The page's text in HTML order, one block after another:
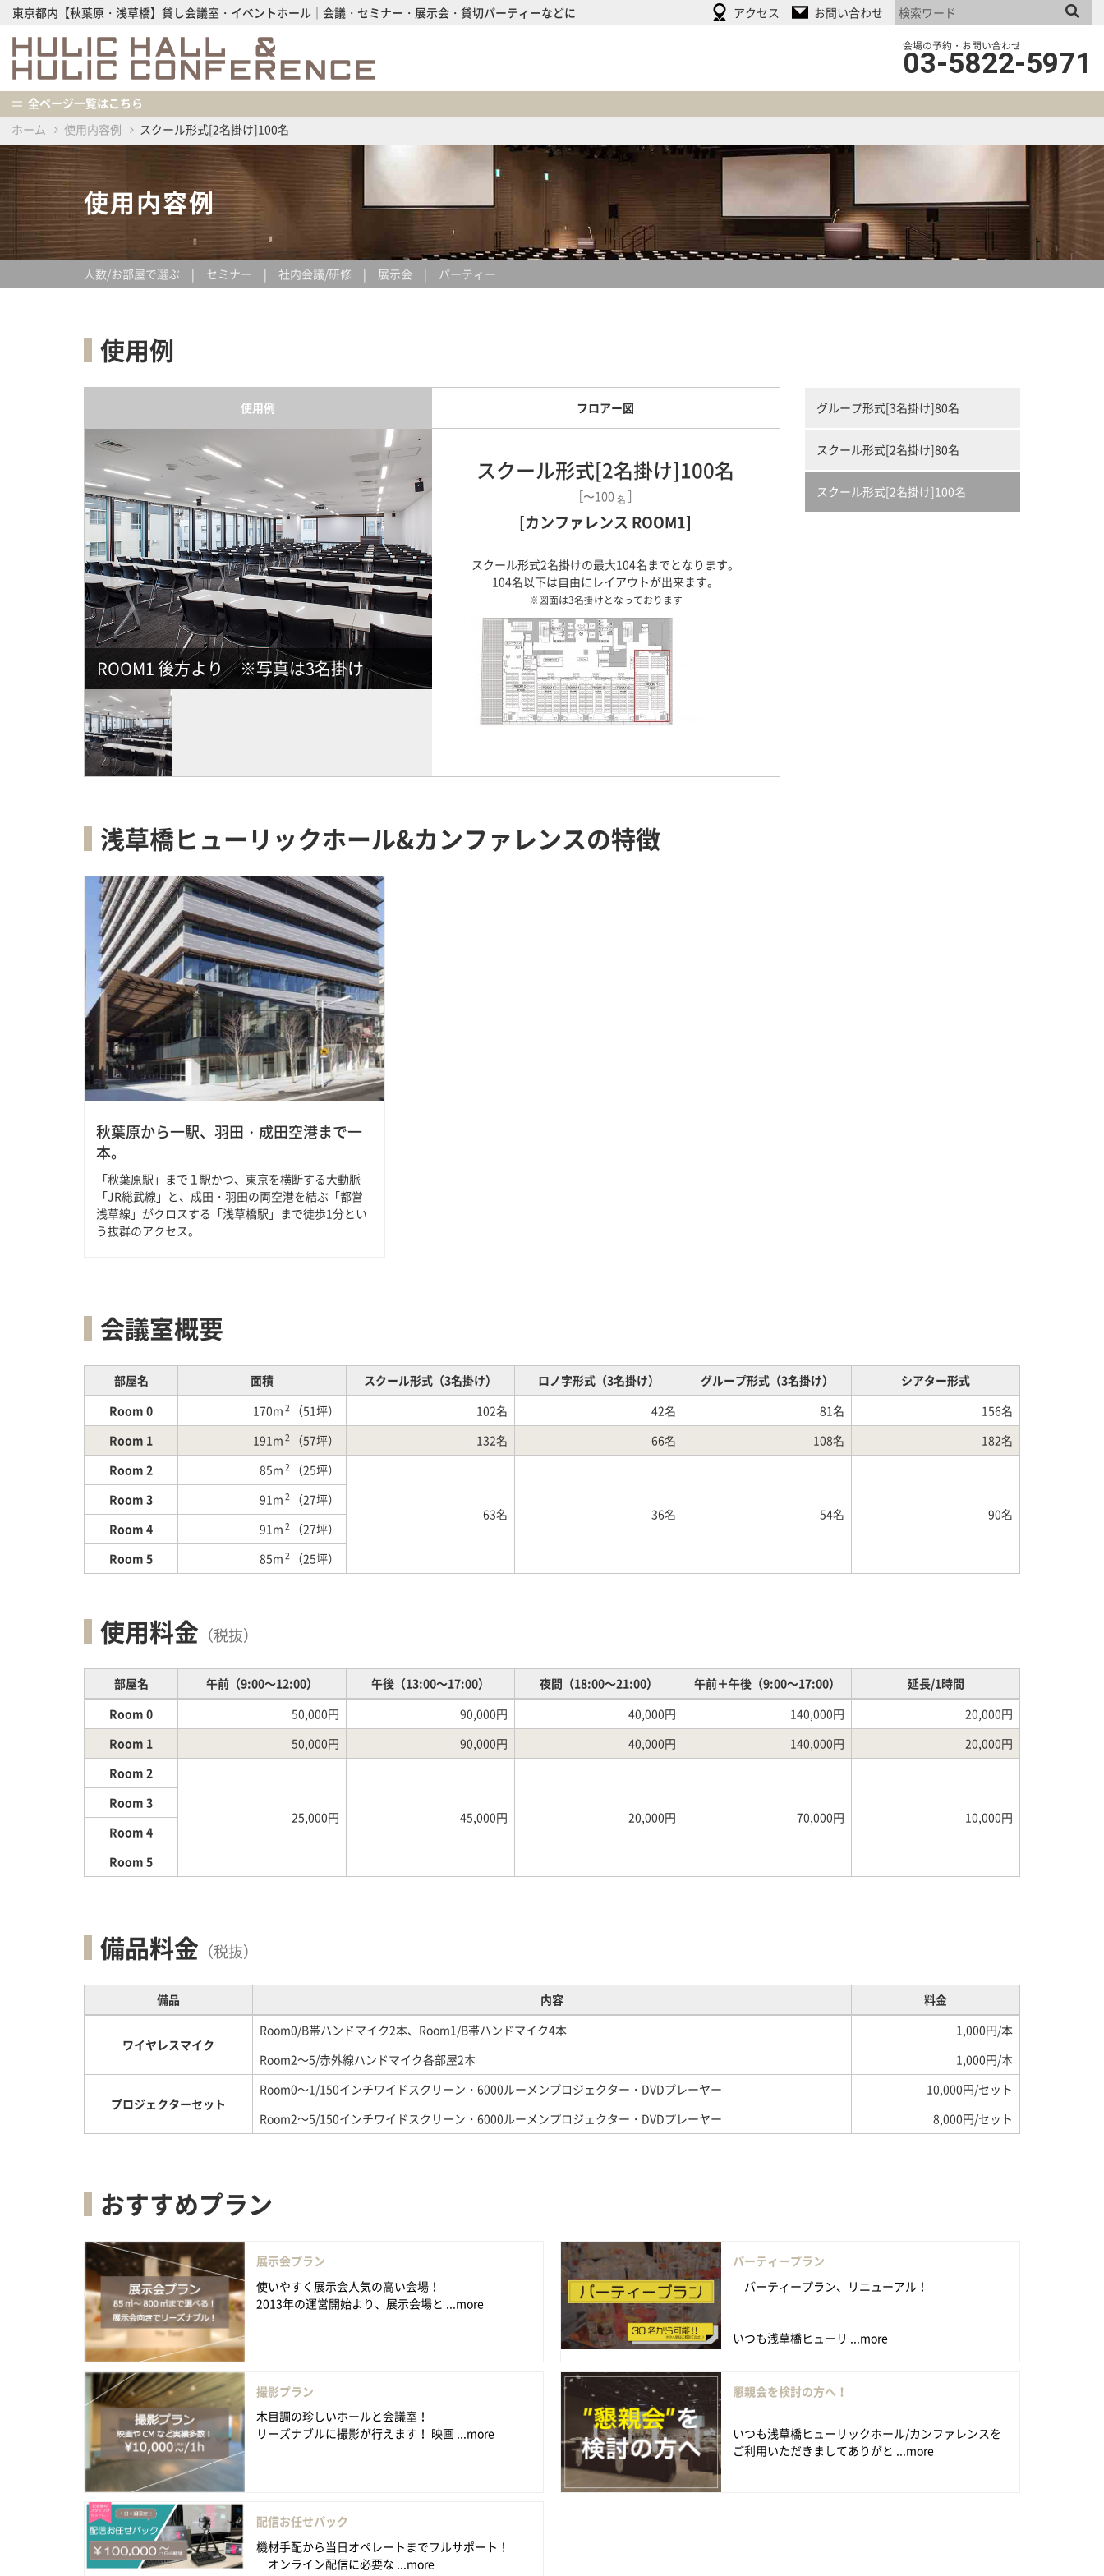
アクセス お問い合わせ
東京都内【秋葉原・浅草橋】貸し会議室・イベントホール│会議・セミナー・展示会・貸切パーティーなどに
HULIC
会場の予約・お問い合わせ
03-5822-5971
全ページ一覧はこちら
ホーム
使用内容例 スクール形式[2名掛け]100名
使用内容例
人数/お部屋で選ぶ セミナー 社内会議/研修 展示会 パーティー
使用例
使用例 フロアー図
ROOM1 後方より ※写真は3名掛け
スクール形式[2名掛け]100名
［〜100名］
[カンファレンス ROOM1]
スクール形式2名掛けの最大104名までとなります。
104名以下は自由にレイアウトが出来ます。
※図面は3名掛けとなっております
グループ形式[3名掛け]80名
スクール形式[2名掛け]80名
スクール形式[2名掛け]100名
浅草橋ヒューリックホール&カンファレンスの特徴
秋葉原から一駅、羽田・成田空港まで一
本。
「秋葉原駅」まで１駅かつ、東京を横断する大動脈
「JR総武線」と、成田・羽田の両空港を結ぶ「都営
浅草線」がクロスする「浅草橋駅」まで徒歩1分とい
う抜群のアクセス。
会議室概要
部屋名 面積 スクール形式（3名掛け） ロノ字形式（3名掛け） グループ形式（3名掛け）
シアター形式
Room 0
170m 2 （51坪） 102名 42名 81名
156名
Room 1
191m 2 （57坪） 132名 66名 108名
182名
Room 2
85m 2 （25坪）
63名 36名 54名 90名
Room 3 91m 2
（27坪）
Room 4
91m 2
（27坪）
Room 5
85m 2 （25坪）
使用料金 （税抜）
部屋名 午前（9:00～12:00） 午後（13:00～17:00） 夜間（18:00～21:00） 午前＋午後（9:00～17:00）
延長/1時間
Room 0
50,000円 90,000円 40,000円 140,000円
20,000円
Room 1
50,000円 90,000円 40,000円 140,000円
20,000円
Room 2
25,000円 45,000円 20,000円 70,000円 10,000円
Room 3
Room 4
Room 5
備品料金 （税抜）
備品 内容 料金
ワイヤレスマイク
Room0/B帯ハンドマイク2本、Room1/B帯ハンドマイク4本
1,000円/本
Room2～5/赤外線ハンドマイク各部屋2本
1,000円/本
プロジェクターセット
Room0～1/150インチワイドスクリーン・6000ルーメンプロジェクター・DVDプレーヤー
10,000円/セット
Room2～5/150インチワイドスクリーン・6000ルーメンプロジェクター・DVDプレーヤー
8,000円/セット
おすすめプラン
展示会プラン
使いやすく展示会人気の高い会場！
2013年の運営開始より、展示会場と ...more
パーティープラン
パーティープラン、リニューアル！
いつも浅草橋ヒューリ ...more
撮影プラン
木目調の珍しいホールと会議室！
リーズナブルに撮影が行えます！ 映画 ...more
懇親会を検討の方へ！
いつも浅草橋ヒューリックホール/カンファレンスを
ご利用いただきましてありがと ...more
配信お任せパック
機材手配から当日オペレートまでフルサポート！
オンライン配信に必要な ...more